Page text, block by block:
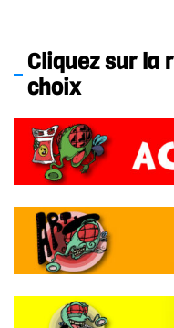
Cliquez sur la
choix